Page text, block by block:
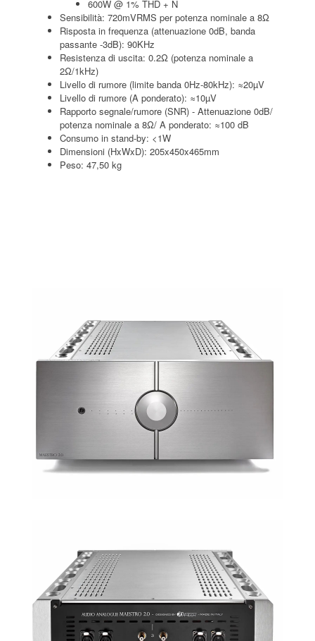
600W @ 1% THD + N
Sensibilità: 720mVRMS per potenza nominale a 8Ω
Risposta in frequenza (attenuazione 0dB, banda
passante -3dB): 90KHz
Resistenza di uscita: 0.2Ω (potenza nominale a
2Ω/1kHz)
Livello di rumore (limite banda 0Hz-80kHz): ≈20µV
Livello di rumore (A ponderato): ≈10µV
Rapporto segnale/rumore (SNR) - Attenuazione 0dB/
potenza nominale a 8Ω/ A ponderato: ≈100 dB
Consumo in stand-by: <1W
Dimensioni (HxWxD): 205x450x465mm
Peso: 47,50 kg